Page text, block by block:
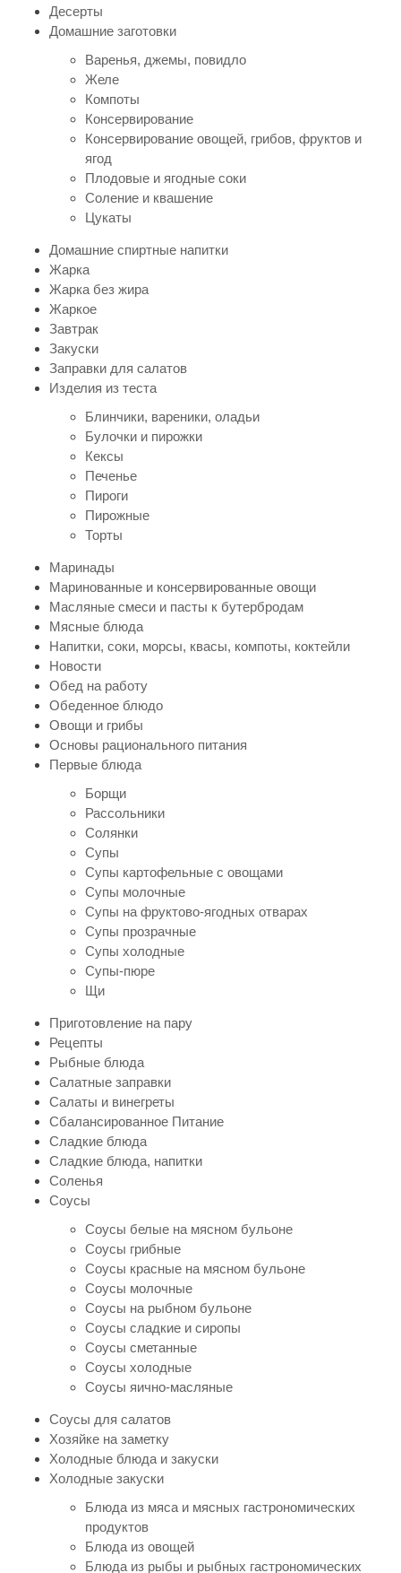
Десерты
Домашние заготовки
Варенья, джемы, повидло
Желе
Компоты
Консервирование
Консервирование овощей, грибов, фруктов и
ягод
Плодовые и ягодные соки
Соление и квашение
Цукаты
Домашние спиртные напитки
Жарка
Жарка без жира
Жаркое
Завтрак
Закуски
Заправки для салатов
Изделия из теста
Блинчики, вареники, оладьи
Булочки и пирожки
Кексы
Печенье
Пироги
Пирожные
Торты
Маринады
Маринованные и консервированные овощи
Масляные смеси и пасты к бутербродам
Мясные блюда
Напитки, соки, морсы, квасы, компоты, коктейли
Новости
Обед на работу
Обеденное блюдо
Овощи и грибы
Основы рационального питания
Первые блюда
Борщи
Рассольники
Солянки
Супы
Супы картофельные с овощами
Супы молочные
Супы на фруктово-ягодных отварах
Супы прозрачные
Супы холодные
Супы-пюре
Щи
Приготовление на пару
Рецепты
Рыбные блюда
Салатные заправки
Салаты и винегреты
Сбалансированное Питание
Сладкие блюда
Сладкие блюда, напитки
Соленья
Соусы
Соусы белые на мясном бульоне
Соусы грибные
Соусы красные на мясном бульоне
Соусы молочные
Соусы на рыбном бульоне
Соусы сладкие и сиропы
Соусы сметанные
Соусы холодные
Соусы яично-масляные
Соусы для салатов
Хозяйке на заметку
Холодные блюда и закуски
Холодные закуски
Блюда из мяса и мясных гастрономических
продуктов
Блюда из овощей
Блюда из рыбы и рыбных гастрономических